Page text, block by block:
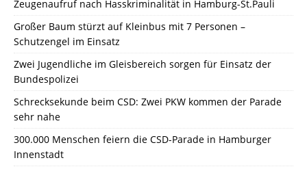
Zeugenaufruf nach Hasskriminalität in Hamburg-St.Pauli
Großer Baum stürzt auf Kleinbus mit 7 Personen –
Schutzengel im Einsatz
Zwei Jugendliche im Gleisbereich sorgen für Einsatz der
Bundespolizei
Schrecksekunde beim CSD: Zwei PKW kommen der Parade
sehr nahe
300.000 Menschen feiern die CSD-Parade in Hamburger
Innenstadt